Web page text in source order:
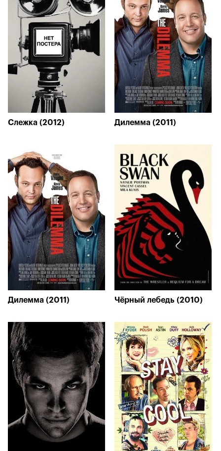
Слежка (2012) Дилемма (2011)
Дилемма (2011) Чёрный лебедь (2010)